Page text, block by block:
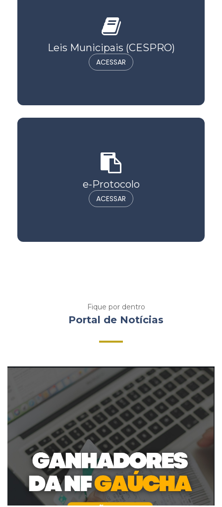
Leis Municipais (CESPRO)
ACESSAR
e-Protocolo
ACESSAR
Fique por dentro
Portal de Notícias